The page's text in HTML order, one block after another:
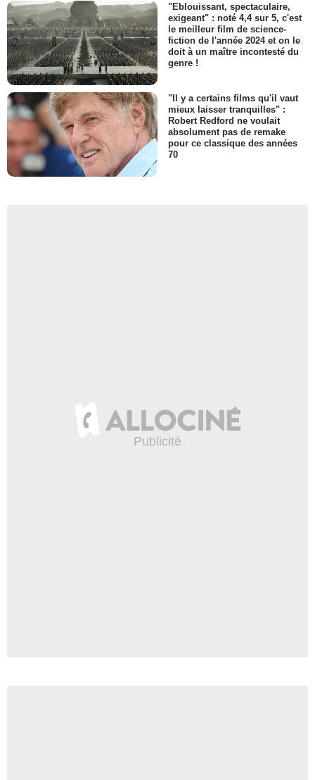
"Eblouissant, spectaculaire,
exigeant" : noté 4,4 sur 5, c'est
le meilleur film de science-
fiction de l'année 2024 et on le
doit à un maître incontesté du
genre !
"Il y a certains films qu'il vaut
mieux laisser tranquilles" :
Robert Redford ne voulait
absolument pas de remake
pour ce classique des années
70